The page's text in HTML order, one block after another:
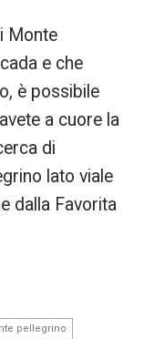
Monte
e che
è possibile
a cuore la
di
lato viale
dalla Favorita
pellegrino